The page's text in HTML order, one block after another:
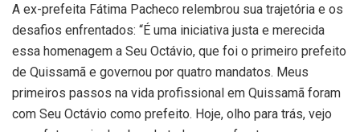
A ex-prefeita Fátima Pacheco relembrou sua trajetória e os
desafios enfrentados: “É uma iniciativa justa e merecida
essa homenagem a Seu Octávio, que foi o primeiro prefeito
de Quissamã e governou por quatro mandatos. Meus
primeiros passos na vida profissional em Quissamã foram
com Seu Octávio como prefeito. Hoje, olho para trás, vejo